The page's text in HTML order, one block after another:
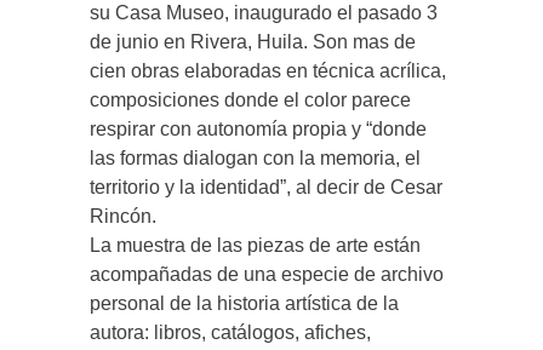
su Casa Museo, inaugurado el pasado 3
de junio en Rivera, Huila. Son mas de
cien obras elaboradas en técnica acrílica,
composiciones donde el color parece
respirar con autonomía propia y “donde
las formas dialogan con la memoria, el
territorio y la identidad”, al decir de Cesar
Rincón.
La muestra de las piezas de arte están
acompañadas de una especie de archivo
personal de la historia artística de la
autora: libros, catálogos, afiches,